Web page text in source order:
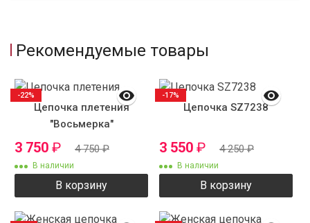
Рекомендуемые товары
Цепочка плетения
"Восьмерка"
3 750 ₽ 4 750₽
В наличии
В корзину
-22%
Цепочка SZ7238
3 550 ₽ 4 250₽
В наличии
В корзину
-17%